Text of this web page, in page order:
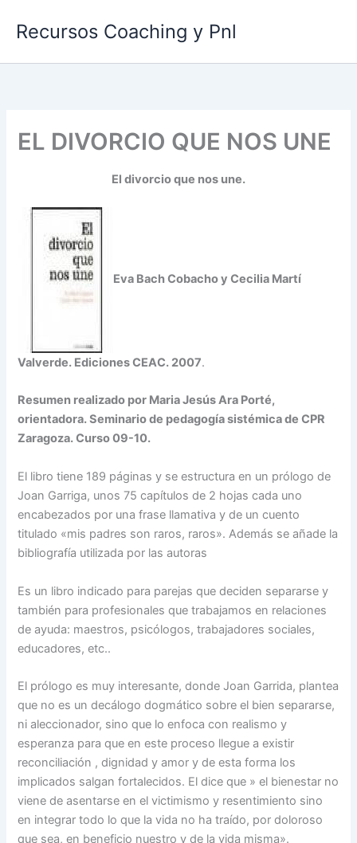
Recursos Coaching y Pnl
EL DIVORCIO QUE NOS UNE
El divorcio que nos une.
Eva Bach Cobacho y Cecilia Martí
Valverde. Ediciones CEAC. 2007.
Resumen realizado por Maria Jesús Ara Porté,
orientadora. Seminario de pedagogía sistémica de CPR
Zaragoza. Curso 09-10.
El libro tiene 189 páginas y se estructura en un prólogo de
Joan Garriga, unos 75 capítulos de 2 hojas cada uno
encabezados por una frase llamativa y de un cuento
titulado «mis padres son raros, raros». Además se añade la
bibliografía utilizada por las autoras
Es un libro indicado para parejas que deciden separarse y
también para profesionales que trabajamos en relaciones
de ayuda: maestros, psicólogos, trabajadores sociales,
educadores, etc..
El prólogo es muy interesante, donde Joan Garrida, plantea
que no es un decálogo dogmático sobre el bien separarse,
ni aleccionador, sino que lo enfoca con realismo y
esperanza para que en este proceso llegue a existir
reconciliación , dignidad y amor y de esta forma los
implicados salgan fortalecidos. El dice que » el bienestar no
viene de asentarse en el victimismo y resentimiento sino
en integrar todo lo que la vida no ha traído, por doloroso
que sea, en beneficio nuestro y de la vida misma».